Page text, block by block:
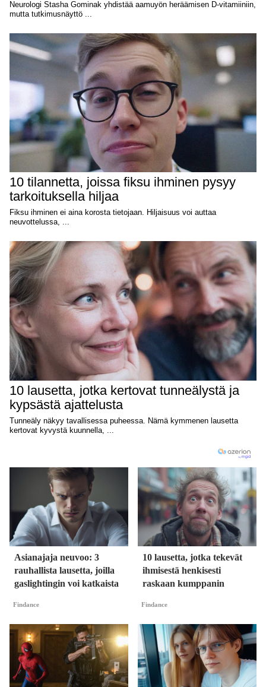
Asianajaja neuvoo: 3
rauhallista lausetta, joilla
gaslightingin voi katkaista
Findance
10 lausetta, jotka tekevät
ihmisestä henkisesti
raskaan kumppanin
Findance